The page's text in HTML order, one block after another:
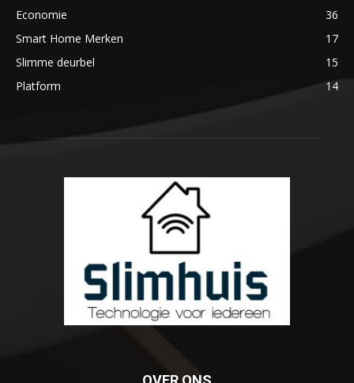
Economie
36
Smart Home Merken
17
Slimme deurbel
15
Platform
14